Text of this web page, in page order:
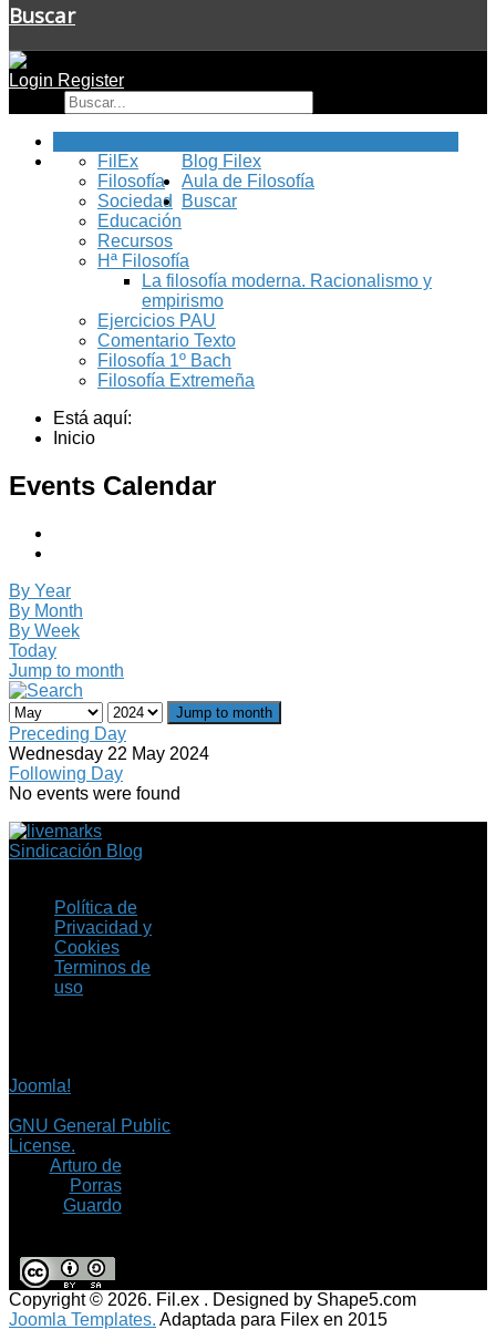
Buscar
Login Register
Blog Filex
FilEx
Filosofía
Sociedad
Educación
Recursos
Aula de Filosofía
Hª Filosofía
La filosofía moderna. Racionalismo y
empirismo
Ejercicios PAU
Comentario Texto
Filosofía 1º Bach
Filosofía Extremeña
Buscar
Está aquí:
Inicio
Events Calendar
By Year
By Month
By Week
Today
Jump to month
Jump to month
Preceding Day
Wednesday 22 May 2024
Following Day
No events were found
Sindicación Blog
Política de
Privacidad y
Cookies
Terminos de
uso
Joomla!
GNU General Public
License.
Arturo de
Porras
Guardo
Copyright © 2026. Fil.ex . Designed by Shape5.com
Joomla Templates. Adaptada para Filex en 2015